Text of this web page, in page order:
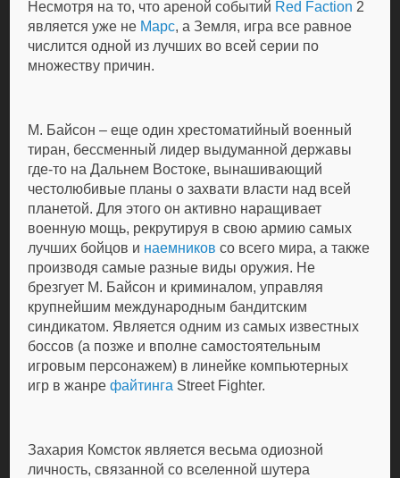
Несмотря на то, что ареной событий Red Faction 2
является уже не Марс, а Земля, игра все равное
числится одной из лучших во всей серии по
множеству причин.
М. Байсон – еще один хрестоматийный военный
тиран, бессменный лидер выдуманной державы
где-то на Дальнем Востоке, вынашивающий
честолюбивые планы о захвати власти над всей
планетой. Для этого он активно наращивает
военную мощь, рекрутируя в свою армию самых
лучших бойцов и наемников со всего мира, а также
производя самые разные виды оружия. Не
брезгует М. Байсон и криминалом, управляя
крупнейшим международным бандитским
синдикатом. Является одним из самых известных
боссов (а позже и вполне самостоятельным
игровым персонажем) в линейке компьютерных
игр в жанрефайтинга Street Fighter.
Захария Комсток является весьма одиозной
личность, связанной со вселенной шутера